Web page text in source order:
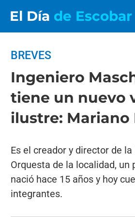
El Día de Escobar
BREVES
Ingeniero
tiene un nuevo
ilustre: Mariano
Es el creador y director de la
Orquesta de la localidad, un
nació hace 15 años y hoy
integrantes.